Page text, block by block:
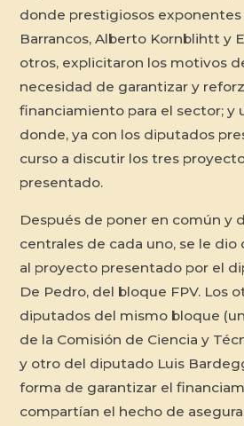
donde prestigiosos exponentes
Barrancos, Alberto Kornblihtt y
otros, explicitaron los motivos
necesidad de garantizar y
financiamiento para el sector; y
donde, ya con los diputados
curso a discutir los tres
presentado.
Después de poner en común y
centrales de cada uno, se le
al proyecto presentado por el
De Pedro, del bloque FPV. Los
diputados del mismo bloque
de la Comisión de Ciencia y
y otro del diputado Luis
forma de garantizar el
compartían el hecho de